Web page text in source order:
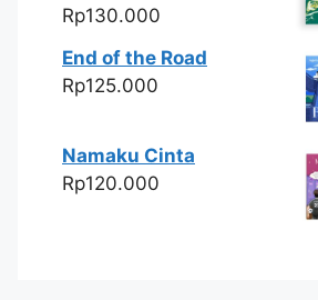
Rp130.000
End of the Road
Rp125.000
Namaku Cinta
Rp120.000